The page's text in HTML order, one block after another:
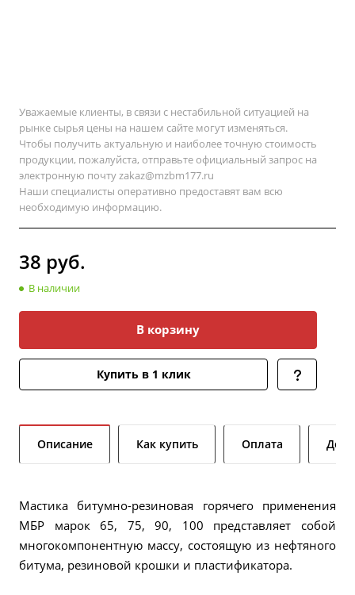
Уважаемые клиенты, в связи с нестабильной ситуацией на
рынке сырья цены на нашем сайте могут изменяться.
Чтобы получить актуальную и наиболее точную стоимость
продукции, пожалуйста, отправьте официальный запрос на
электронную почтуzakaz@mzbm177.ru
Наши специалисты оперативно предоставят вам всю
необходимую информацию.
38 руб.
В наличии
В корзину
Купить в 1 клик
Описание Как купить Оплата
Мастика битумно-резиновая горячего применения
МБР марок 65, 75, 90, 100 представляет собой
многокомпонентную массу, состоящую из нефтяного
битума, резиновой крошки и пластификатора.